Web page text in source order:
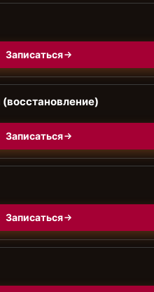
Записаться
Записаться
Записаться